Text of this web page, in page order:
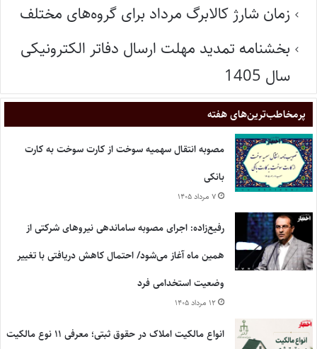
زمان شارژ کالابرگ مرداد برای گروه‌های مختلف
بخشنامه تمدید مهلت ارسال دفاتر الکترونیکی
سال 1405
پر‌مخاطب‌ترین‌های هفته
مصوبه انتقال سهمیه سوخت از کارت سوخت به کارت
بانکی
۷ مرداد ۱۴۰۵
رفیع‌زاده: اجرای مصوبه ساماندهی نیروهای شرکتی از
همین ماه آغاز می‌شود/ احتمال کاهش دریافتی با تغییر
وضعیت استخدامی فرد
۱۲ مرداد ۱۴۰۵
انواع مالکیت املاک در حقوق ثبتی؛ معرفی ۱۱ نوع مالکیت